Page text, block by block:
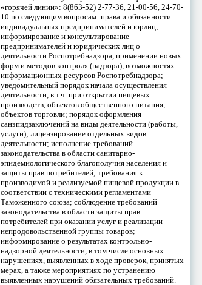
«горячей линии»: 8(863-52) 2-77-36, 21-00-56, 24-70-
10 по следующим вопросам: права и обязанности
индивидуальных предпринимателей и юрлиц;
информирование и консультирование
предпринимателей и юридических лиц о
деятельности Роспотребнадзора, применении новых
форм и методов контроля (надзора), возможностях
информационных ресурсов Роспотребнадзора;
уведомительный порядок начала осуществления
деятельности, в т.ч. при открытии пищевых
производств, объектов общественного питания,
объектов торговли; порядок оформления
санэпидзаключений на виды деятельности (работы,
услуги); лицензирование отдельных видов
деятельности; исполнение требований
законодательства в области санитарно-
эпидемиологического благополучия населения и
защиты прав потребителей; требования к
производимой и реализуемой пищевой продукции в
соответствии с техническими регламентами
Таможенного союза; соблюдение требований
законодательства в области защиты прав
потребителей при оказании услуг и реализации
непродовольственной группы товаров;
информирование о результатах контрольно-
надзорной деятельности, в том числе основных
нарушениях, выявленных в ходе проверок, принятых
мерах, а также мероприятиях по устранению
выявленных нарушений обязательных требований.